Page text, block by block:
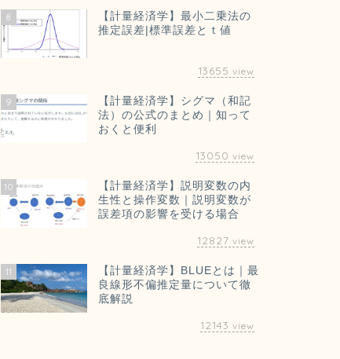
8
【計量経済学】最小二乗法の
推定誤差|標準誤差とｔ値
13655 view
9
【計量経済学】シグマ（和記
法）の公式のまとめ｜知って
おくと便利
13050 view
10
【計量経済学】説明変数の内
生性と操作変数｜説明変数が
誤差項の影響を受ける場合
12827 view
11
【計量経済学】BLUEとは｜最
良線形不偏推定量について徹
底解説
12143 view